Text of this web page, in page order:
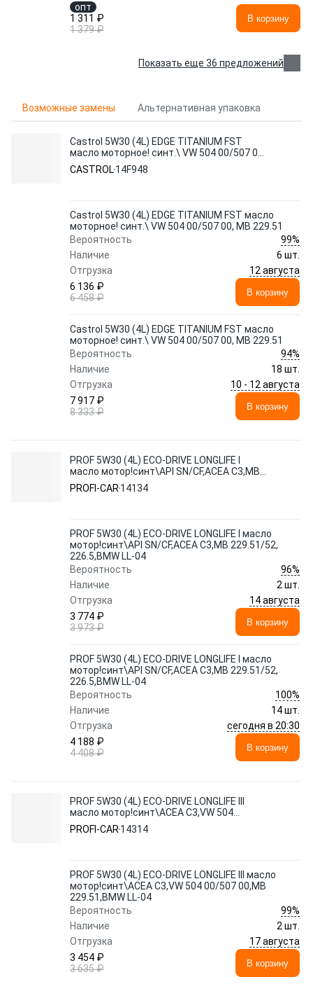
опт
1 311 ₽
1 379 ₽
В корзину
Показать еще 36 предложений
Возможные замены Альтернативная упаковка
Castrol 5W30 (4L) EDGE TITANIUM FST
масло моторное! синт.\ VW 504 00/507 00,
MB 229.51
CASTROL14F948
Castrol 5W30 (4L) EDGE TITANIUM FST масло
моторное! синт.\ VW 504 00/507 00, MB 229.51
Вероятность
99%
Наличие
6 шт.
Отгрузка
12 августа
6 136 ₽
6 458 ₽
В корзину
Castrol 5W30 (4L) EDGE TITANIUM FST масло
моторное! синт.\ VW 504 00/507 00, MB 229.51
Вероятность
94%
Наличие
18 шт.
Отгрузка
10 - 12 августа
7 917 ₽
8 333 ₽
В корзину
PROF 5W30 (4L) ECO-DRIVE LONGLIFE I
масло мотор!синт\API SN/CF,ACEA C3,MB
229.51/52, 226.5,BMW LL-04
PROFI-CAR 14134
PROF 5W30 (4L) ECO-DRIVE LONGLIFE I масло
мотор!синт\API SN/CF,ACEA C3,MB 229.51/52,
226.5,BMW LL-04
Вероятность
96%
Наличие
2 шт.
Отгрузка
14 августа
3 774 ₽
3 973 ₽
В корзину
PROF 5W30 (4L) ECO-DRIVE LONGLIFE I масло
мотор!синт\API SN/CF,ACEA C3,MB 229.51/52,
226.5,BMW LL-04
Вероятность
100%
Наличие
14 шт.
Отгрузка
сегодня в 20:30
4 188 ₽
4 408 ₽
В корзину
PROF 5W30 (4L) ECO-DRIVE LONGLIFE III
масло мотор!синт\ACEA C3,VW 504
00/507 00,MB 229.51,BMW LL-04
PROFI-CAR 14314
PROF 5W30 (4L) ECO-DRIVE LONGLIFE III масло
мотор!синт\ACEA C3,VW 504 00/507 00,MB
229.51,BMW LL-04
Вероятность
99%
Наличие
2 шт.
Отгрузка
17 августа
3 454 ₽
3 635 ₽
В корзину